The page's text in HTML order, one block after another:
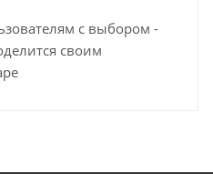
с выбором -
своим